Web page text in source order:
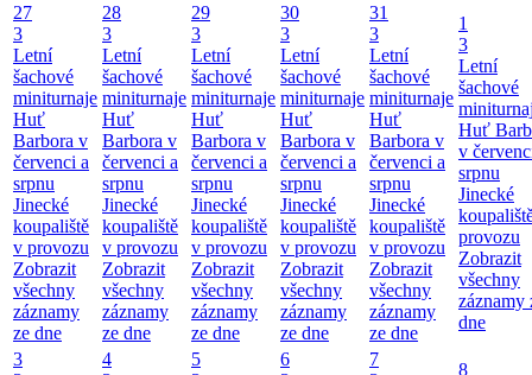
27
3
Letní
šachové
miniturnaje
Huť
Barbora v
červenci a
srpnu
Jinecké
koupaliště
v provozu
Zobrazit
všechny
záznamy
ze dne
28
3
Letní
šachové
miniturnaje
Huť
Barbora v
červenci a
srpnu
Jinecké
koupaliště
v provozu
Zobrazit
všechny
záznamy
ze dne
29
3
Letní
šachové
miniturnaje
Huť
Barbora v
červenci a
srpnu
Jinecké
koupaliště
v provozu
Zobrazit
všechny
záznamy
ze dne
30
3
Letní
šachové
miniturnaje
Huť
Barbora v
červenci a
srpnu
Jinecké
koupaliště
v provozu
Zobrazit
všechny
záznamy
ze dne
31
3
Letní
šachové
miniturnaje
Huť
Barbora v
červenci a
srpnu
Jinecké
koupaliště
v provozu
Zobrazit
všechny
záznamy
ze dne
1
3
Letní
šachové
Huť
v
srpnu
Jinecké
provozu
Zobrazit
všechny
záznamy
dne
3
4
5
6
7
8